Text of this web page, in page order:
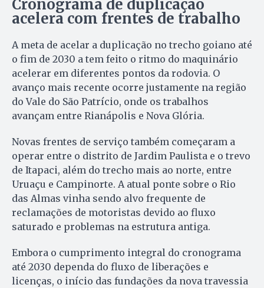
Cronograma de duplicação
acelera com frentes de trabalho
A meta de acelar a duplicação no trecho goiano até
o fim de 2030 a tem feito o ritmo do maquinário
acelerar em diferentes pontos da rodovia. O
avanço mais recente ocorre justamente na região
do Vale do São Patrício, onde os trabalhos
avançam entre Rianápolis e Nova Glória.
Novas frentes de serviço também começaram a
operar entre o distrito de Jardim Paulista e o trevo
de Itapaci, além do trecho mais ao norte, entre
Uruaçu e Campinorte. A atual ponte sobre o Rio
das Almas vinha sendo alvo frequente de
reclamações de motoristas devido ao fluxo
saturado e problemas na estrutura antiga.
Embora o cumprimento integral do cronograma
até 2030 dependa do fluxo de liberações e
licenças, o início das fundações da nova travessia